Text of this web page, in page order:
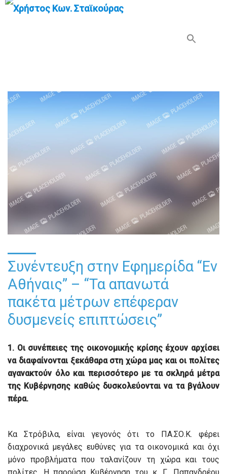
Συνέντευξη στην Εφημερίδα “Εν
Αθήναις” – “Τα απανωτά
πακέτα μέτρων επέφεραν
δυσμενείς επιπτώσεις”
1. Οι συνέπειες της οικονομικής κρίσης έχουν αρχίσει
να διαφαίνονται ξεκάθαρα στη χώρα μας και οι πολίτες
αγανακτούν όλο και περισσότερο με τα σκληρά μέτρα
της Κυβέρνησης καθώς δυσκολεύονται να τα βγάλουν
πέρα.
Κα Στρόβιλα, είναι γεγονός ότι το ΠΑ.ΣΟ.Κ. φέρει
διαχρονικά μεγάλες ευθύνες για τα οικονομικά και όχι
μόνο προβλήματα που ταλανίζουν τη χώρα και τους